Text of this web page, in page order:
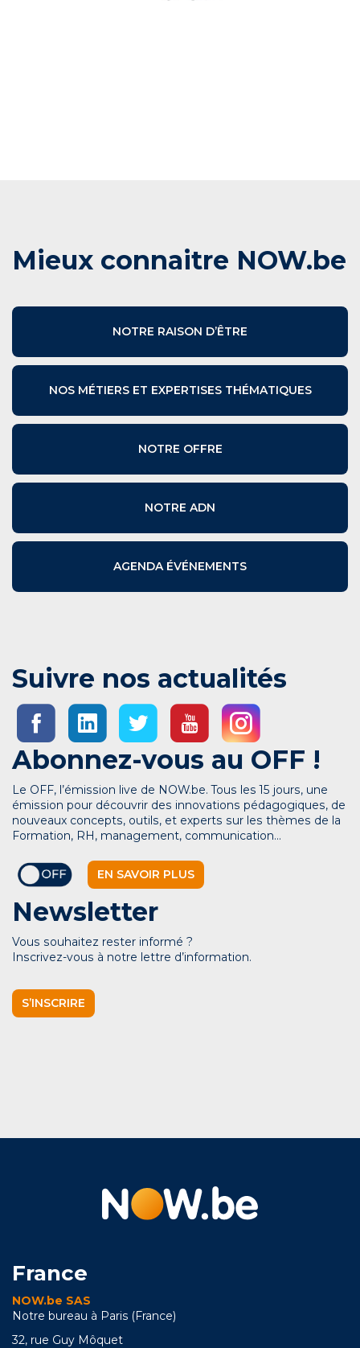
Mieux connaitre NOW.be
NOTRE RAISON D’ÊTRE
NOS MÉTIERS ET EXPERTISES THÉMATIQUES
NOTRE OFFRE
NOTRE ADN
AGENDA ÉVÉNEMENTS
Suivre nos actualités
Abonnez-vous au OFF !
Le OFF, l’émission live de NOW.be. Tous les 15 jours, une
émission pour découvrir des innovations pédagogiques, de
nouveaux concepts, outils, et experts sur les thèmes de la
Formation, RH, management, communication…
EN SAVOIR PLUS
Newsletter
Vous souhaitez rester informé ?
Inscrivez-vous à notre lettre d’information.
S’INSCRIRE
France
NOW.be SAS
Notre bureau à Paris (France)
32, rue Guy Môquet